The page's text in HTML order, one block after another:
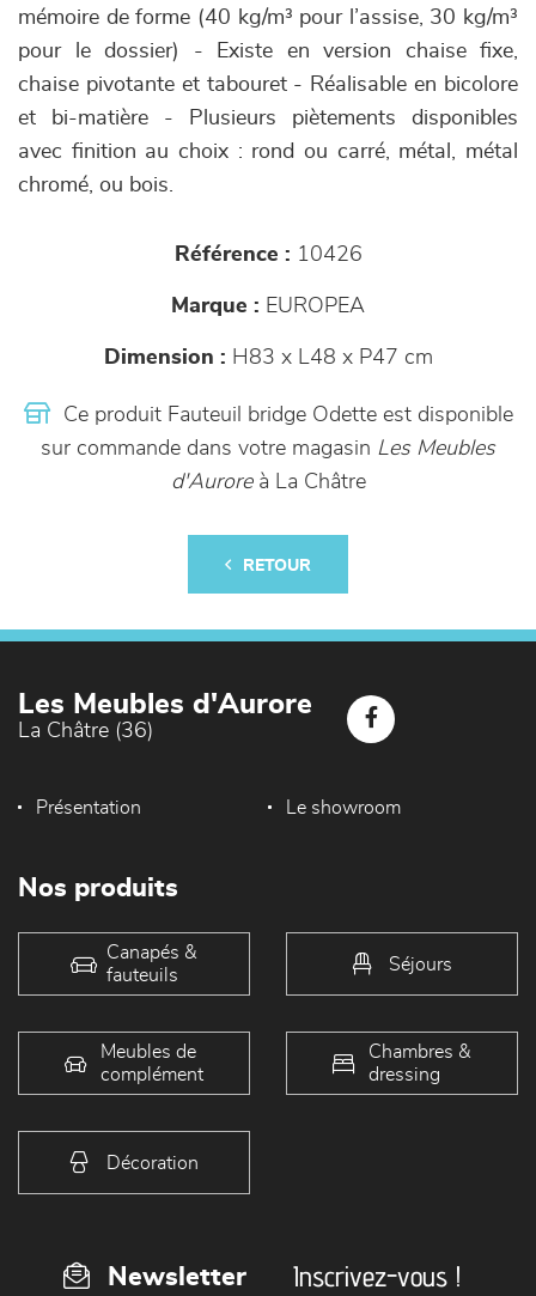
mémoire de forme (40 kg/m³ pour l’assise, 30 kg/m³
pour le dossier) - Existe en version chaise fixe,
chaise pivotante et tabouret - Réalisable en bicolore
et bi-matière - Plusieurs piètements disponibles
avec finition au choix : rond ou carré, métal, métal
chromé, ou bois.
Référence : 10426
Marque : EUROPEA
Dimension : H83 x L48 x P47 cm
Ce produit Fauteuil bridge Odette est disponible
sur commande dans votre magasin Les Meubles
d'Auroreà La Châtre
RETOUR
Les Meubles d'Aurore
La Châtre (36)
Présentation Le showroom
Nos produits
Canapés &
fauteuils
Séjours
Meubles de
complément
Chambres &
dressing
Décoration
Newsletter Inscrivez-vous !